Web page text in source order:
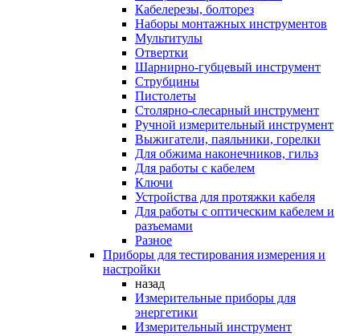
Кабелерезы, болторез
Наборы монтажных инструментов
Мультитулы
Отвертки
Шарнирно-губцевый инструмент
Струбцины
Пистолеты
Столярно-слесарный инструмент
Ручной измерительный инструмент
Выжигатели, паяльники, горелки
Для обжима наконечников, гильз
Для работы с кабелем
Ключи
Устройства для протяжки кабеля
Для работы с оптическим кабелем и
разъемами
Разное
Приборы для тестирования измерения и
настройки
назад
Измерительные приборы для
энергетики
Измерительный инструмент